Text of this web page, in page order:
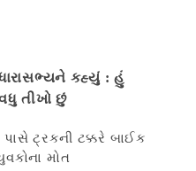
કહ્યું : હું
તીખો છું